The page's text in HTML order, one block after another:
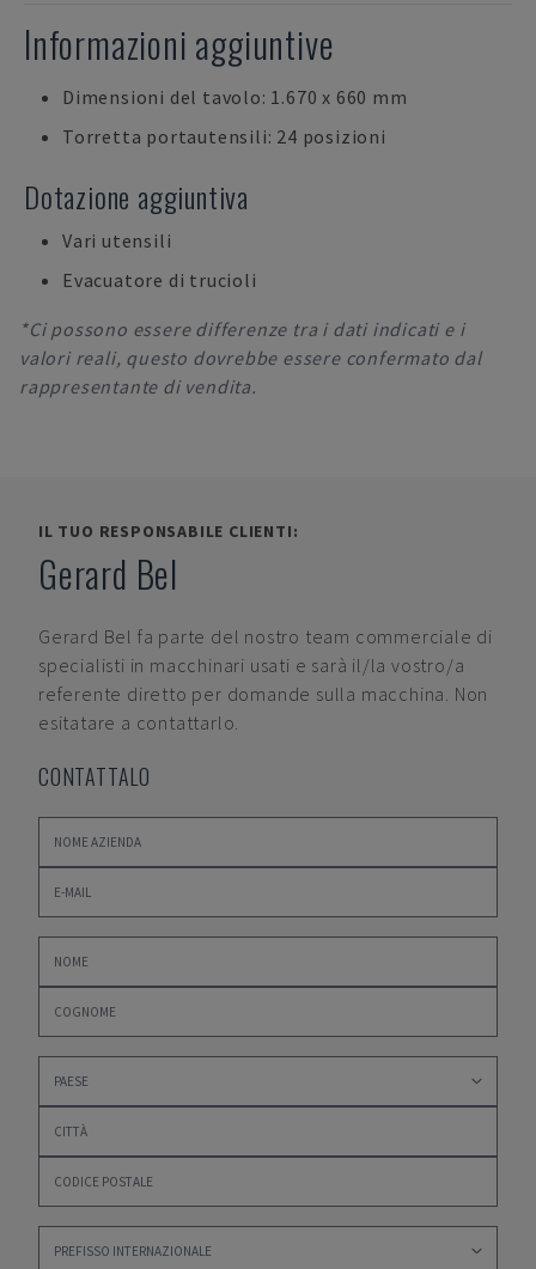
Informazioni aggiuntive
Dimensioni del tavolo: 1.670 x 660 mm
Torretta portautensili: 24 posizioni
Dotazione aggiuntiva
Vari utensili
Evacuatore di trucioli
*Ci possono essere differenze tra i dati indicati e i
valori reali, questo dovrebbe essere confermato dal
rappresentante di vendita.
IL TUO RESPONSABILE CLIENTI:
Gerard Bel
Gerard Bel fa parte del nostro team commerciale di
specialisti in macchinari usati e sarà il/la vostro/a
referente diretto per domande sulla macchina. Non
esitatare a contattarlo.
CONTATTALO